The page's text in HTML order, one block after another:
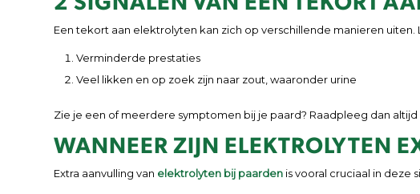
Een tekort aan elektrolyten kan zich op verschillende manieren
Verminderde prestaties
Veel likken en op zoek zijn naar zout, waaronder urine
Zie je een of meerdere symptomen bij je paard? Raadpleeg dan
WANNEER ZIJN ELEKTROLYTEN
Extra aanvulling van elektrolyten bij paarden is vooral cruciaal in deze